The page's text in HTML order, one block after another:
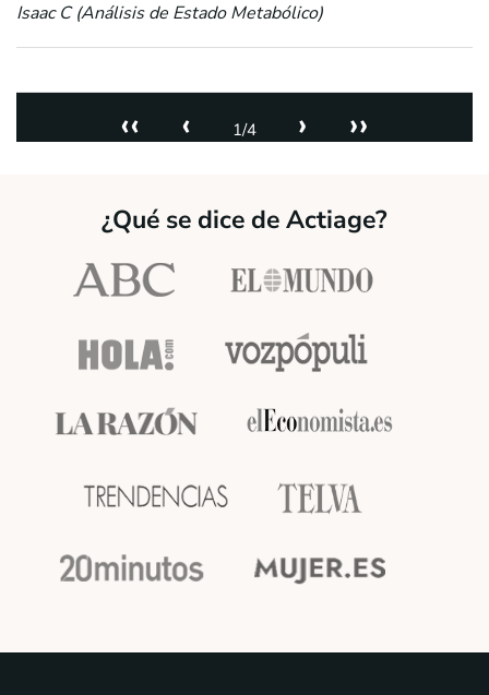
Isaac C (Análisis de Estado Metabólico)
‹‹ ‹ 1/4 › ››
¿Qué se dice de Actiage?